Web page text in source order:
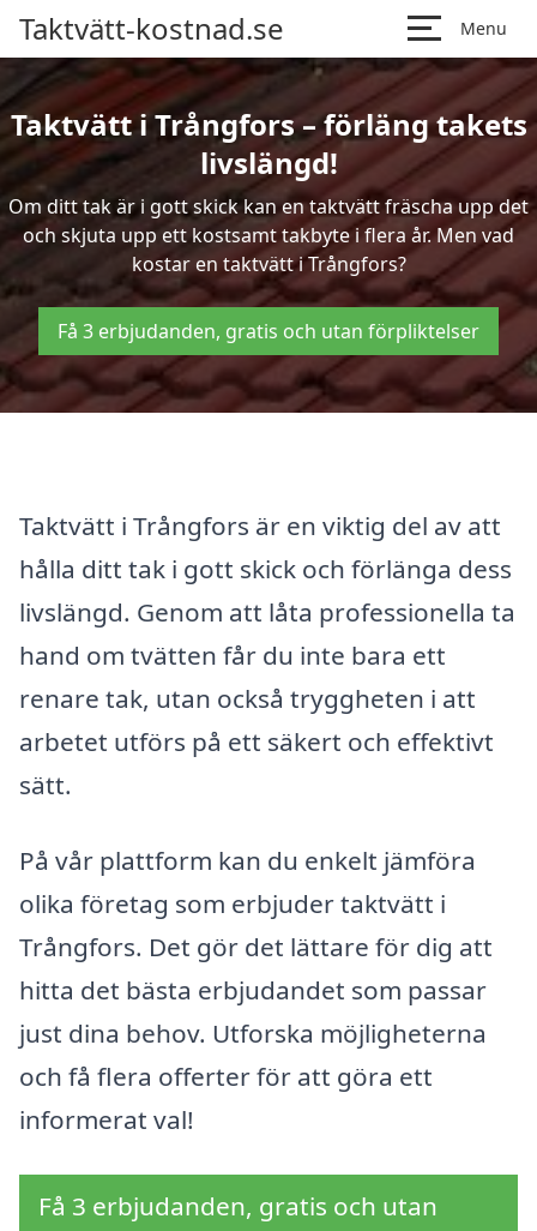
Taktvätt-kostnad.se Menu
Taktvätt i Trångfors – förläng takets
livslängd!
Om ditt tak är i gott skick kan en taktvätt fräscha upp det
och skjuta upp ett kostsamt takbyte i flera år. Men vad
kostar en taktvätt i Trångfors?
Få 3 erbjudanden, gratis och utan förpliktelser
Taktvätt i Trångfors är en viktig del av att
hålla ditt tak i gott skick och förlänga dess
livslängd. Genom att låta professionella ta
hand om tvätten får du inte bara ett
renare tak, utan också tryggheten i att
arbetet utförs på ett säkert och effektivt
sätt.
På vår plattform kan du enkelt jämföra
olika företag som erbjuder taktvätt i
Trångfors. Det gör det lättare för dig att
hitta det bästa erbjudandet som passar
just dina behov. Utforska möjligheterna
och få flera offerter för att göra ett
informerat val!
Få 3 erbjudanden, gratis och utan